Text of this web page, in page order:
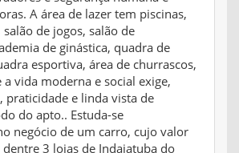
A área de lazer tem piscinas,
de jogos, salão de
de ginástica, quadra de
esportiva, área de churrascos,
vida moderna e social exige,
e linda vista de
do apto.. Estuda-se
negócio de um carro, cujo valor
3 lojas de Indaiatuba do